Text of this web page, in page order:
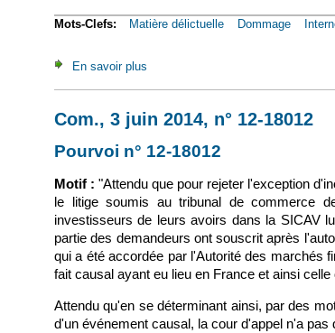
Mots-Clefs: Matière délictuelle Dommage
En savoir plus
Com., 3 juin 2014, n° 12-18012
Pourvoi n° 12-18012
Motif : "Attendu que pour rejeter l'exception
le litige soumis au tribunal de commerce
investisseurs de leurs avoirs dans la SICAV
partie des demandeurs ont souscrit après
qui a été accordée par l'Autorité des marchés
fait causal ayant eu lieu en France et ainsi
Attendu qu'en se déterminant ainsi, par des
d'un événement causal, la cour d'appel n'a pas